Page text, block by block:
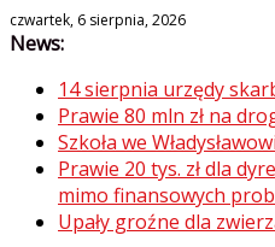
Skip
to
czwartek, 6 sierpnia, 2026
News:
14 sierpnia urzędy
Prawie 80 mln zł na
Szkoła we
Prawie 20 tys. zł dla
mimo finansowych
Upały groźne dla